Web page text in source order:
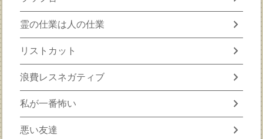
霊の仕業は人の仕業 chevron_right
リストカット chevron_right
浪費レスネガティブ chevron_right
私が一番怖い chevron_right
悪い友達 chevron_right